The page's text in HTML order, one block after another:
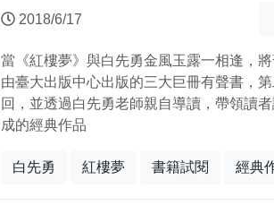
2018/6/17
當《紅樓夢》與白先勇金風玉露一相逢，
由臺大出版中心出版的三大巨冊有聲書，
回，並透過白先勇老師親自導讀，帶領讀
成的經典作品
白先勇 紅樓夢 書籍試閱 經典